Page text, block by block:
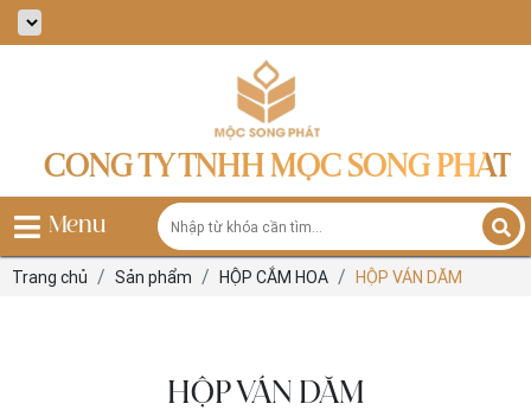
CÔNG TY TNHH MỘC SONG PHÁT
Menu
Trang chủ Sản phẩm HỘP CẮM HOA HỘP VÁN DĂM
HỘP VÁN DĂM